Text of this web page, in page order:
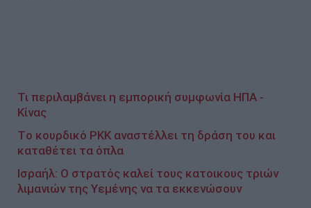
Τι περιλαμβάνει η εμπορική συμφωνία ΗΠΑ -
Κίνας
Tο κουρδικό PKK αναστέλλει τη δράση του και
καταθέτει τα όπλα
Ισραήλ: Ο στρατός καλεί τους κατοικους τριών
λιμανιών της Υεμένης να τα εκκενώσουν